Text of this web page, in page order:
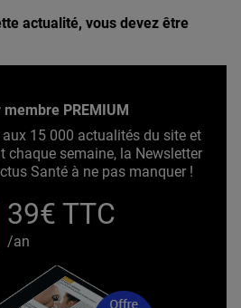
actualité, vous devez être
PREMIUM
15 000 actualités du site et
chaque semaine, la Newsletter
Santé à ne pas manquer !
39€ TTC
/an